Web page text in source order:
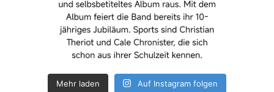
Mehr laden Auf Instagram folgen